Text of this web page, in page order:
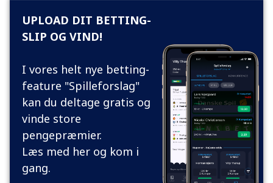
UPLOAD DIT BETTING-
SLIP OG VIND!
I vores helt nye betting-
feature "Spilleforslag"
kan du deltage gratis og
vinde store
pengepræmier.
Læs med her og kom i
gang.